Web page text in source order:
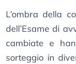
L’ombra della
dell’Esame di
cambiate e
sorteggio in